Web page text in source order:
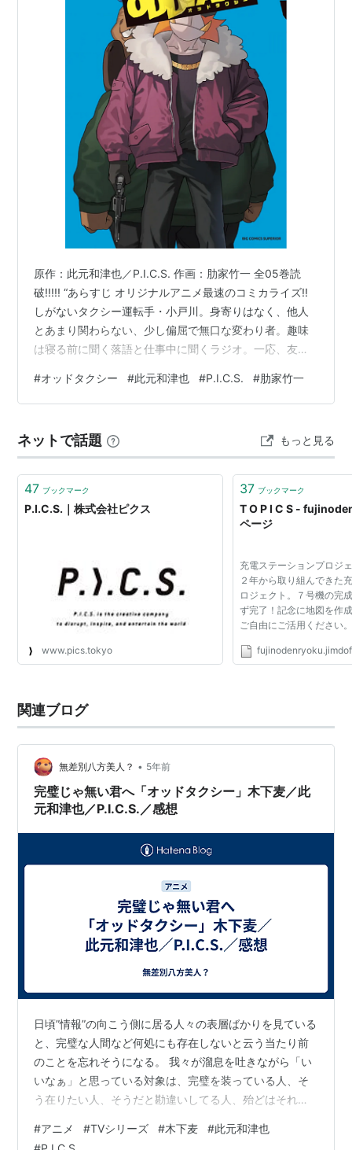
PROMAX&BDA、アニメーションフェスティバル等でグ
ランプリをとるなど、 国際的な評価が高い
（“世界の舞台でジャパンオリジナルを描く”-
PROMAX&BDAでP.I.C.S.が10部門受賞-広告批評より）
==所属クリエイター==
In house
宅野祐介
橋本大佑
黒田賢
安藤隼人
木津裕史
西郡勲
上原桂
志賀匠
池田一真
==受賞歴==
short shorts film festival「ZERO」グランプリ／審査
員賞／学生審査員賞 トリプル受賞
shorts＞Awdience Choice Awards 受賞
PROMAX&BOA「LaLa TVイメージ篇」入賞
2005
文化庁メディア芸術祭アニメーション部門
ACIDMAN「shortfilm」優秀賞受賞
SICAF2005 TV&Commissioned Filmにて
Vila Do Condo（ポルトガル映画祭）
「shortfilm」コンペ部門ノミネート
エジンバラ国際映画祭ミラーボール（イギリス）
2006
文化庁メディア芸術祭アニメーション部門「flowery」
優秀賞受賞
文化庁メディア芸術祭 アニメーション部門「あるひとつ
の方向性」審査委員会推薦作品
「スチーム係長」
原作：此元和津也／P.I.C.S. 作画：肋家竹一 全05巻読
破!!!!! “あらすじ オリジナルアニメ最速のコミカライズ!!
しがないタクシー運転手・小戸川。身寄りはなく、他人
とあまり関わらない、少し偏屈で無口な変わり者。趣味
は寝る前に聞く落語と仕事中に聞くラジオ。一応、友人
らの同級生、柿花ぐらい。彼が運ぶのは、どこかクセの
ある客ばかり。バズりたくてしょうがない大学生・樺
ンビ・ホモサピエンス、街のゴロツキ・ドブ、売出し中
のアイドル・ミステリーキッス…何でも無いはずの人々
の会話は、やがて失踪した…
#オッドタクシー #此元和津也 #P.I.C.S. #肋家竹一
ネットで話題 もっと見る
47 ブックマーク
P.I.C.S.｜株式会社ピクス
www.pics.tokyo
37 ブックマーク
T O P I C S -
ページ
充電ステーションプロジ
２年から取り組んできた
ロジェクト。７号機の完
ず完了！記念に地図を作
ご自由にご活用ください
関連ブログ
無差別八方美人？ • 5年前
完璧じゃ無い君へ「オッドタクシー」木下麦／此
元和津也／P.I.C.S.／感想
日頃”情報”の向こう側に居る人々の表層ばかりを見ている
と、完璧な人間など何処にも存在しないと云う当たり前
のことを忘れそうになる。 我々が溜息を吐きながら「い
いなぁ」と思っている対象は、完璧を装っている人、そ
う在りたい人、そうだと勘違いしてる人、殆どはそれ
然達だ。 彼らは屁もすれば◯◯◯もする。後悔や嫉妬
#アニメ #TVシリーズ #木下麦 #此元和津也